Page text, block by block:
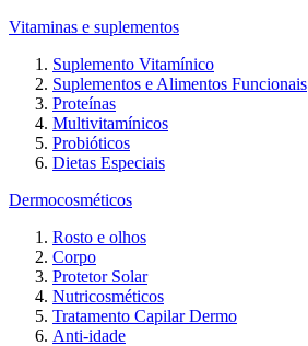
Vitaminas e suplementos
Suplemento Vitamínico
Suplementos e Alimentos Funcionais
Proteínas
Multivitamínicos
Probióticos
Dietas Especiais
Dermocosméticos
Rosto e olhos
Corpo
Protetor Solar
Nutricosméticos
Tratamento Capilar Dermo
Anti-idade